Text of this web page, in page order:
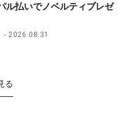
ル払いでノベルティプレゼ
2026.08.31
る